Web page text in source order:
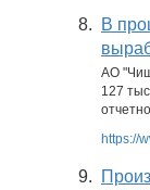
8.
В
АО
127
https://
9.